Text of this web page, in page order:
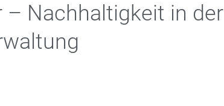
– Nachhaltigkeit in der